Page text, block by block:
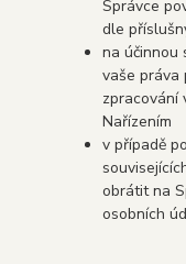
Správce
dle
na účinnou
vaše práva
zpracování
Nařízením
v případě
obrátit na
osobních